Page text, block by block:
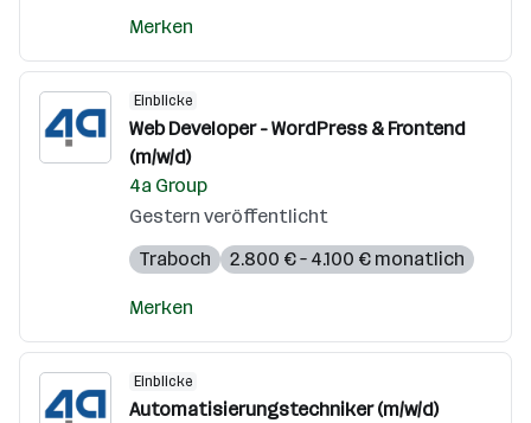
Merken
Einblicke
Web Developer - WordPress & Frontend
(m/w/d)
4a Group
Gestern veröffentlicht
Traboch
2.800 € – 4.100 € monatlich
Merken
Einblicke
Automatisierungstechniker (m/w/d)